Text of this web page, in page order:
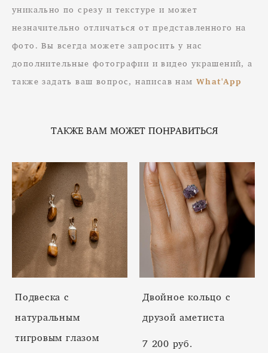
уникально по срезу и текстуре и может
незначительно отличаться от представленного на
фото. Вы всегда можете запросить у нас
дополнительные фотографии и видео украшений, а
также задать ваш вопрос, написав нам What'App
ТАКЖЕ ВАМ МОЖЕТ ПОНРАВИТЬСЯ
Подвеска с
натуральным
тигровым глазом
Двойное кольцо с
друзой аметиста
7 200 pуб.